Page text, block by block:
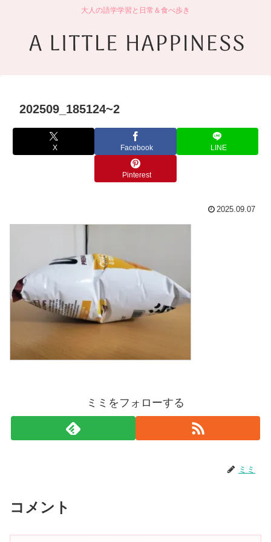
大人の語学学習と日常＆食べ歩き
202509_185124~2
X Facebook LINE
Pinterest
2025.09.07
ミミをフォローする
ミミ
コメント